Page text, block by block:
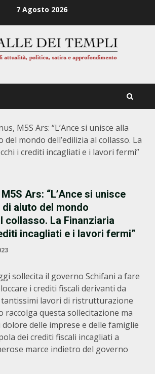
7 Agosto 2026
M5S Ars: “L’Ance si unisce alla
mondo dell’edilizia al collasso. La
i crediti incagliati e i lavori fermi”
Ars: “L’Ance si unisce
aiuto del mondo
collasso. La Finanziaria
incagliati e i lavori fermi”
sollecita il governo Schifani a fare
i crediti fiscali derivanti da
tantissimi lavori di ristrutturazione
raccolga questa sollecitazione ma
delle imprese e delle famiglie
dei crediti fiscali incagliati a
marce indietro del governo